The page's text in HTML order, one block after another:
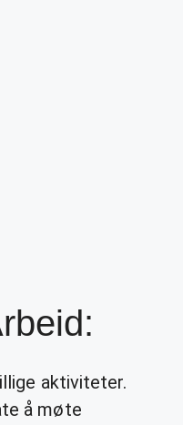
aktiviteter.
å møte